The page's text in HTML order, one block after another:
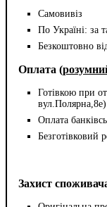
Самовивіз
По Україні: за
Безкоштовно
Оплата (
Готівкою при
вул.Полярна,8е)
Оплата
Безготівковий
Захист